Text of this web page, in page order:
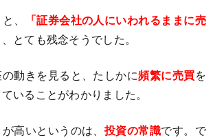
、
「証券会社の人にいわれるままに売
とても残念そうでした。
動きを見ると、たしかに頻繁に売買を
いることがわかりました。
高いというのは、投資の常識です。で